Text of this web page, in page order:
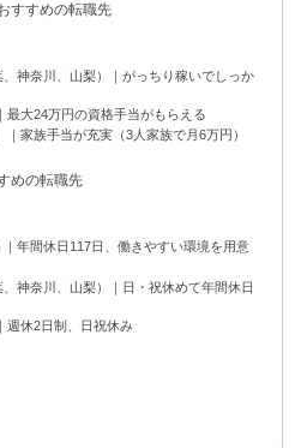
すすめの転職先
神奈川、山梨）｜がっちり稼いでしっか
最大24万円の資格手当がもらえる
家族手当が充実（3人家族で月6万円）
めの転職先
年間休日117日、働きやすい環境を用意
神奈川、山梨）｜日・祝休めて年間休日
週休2日制、日祝休み